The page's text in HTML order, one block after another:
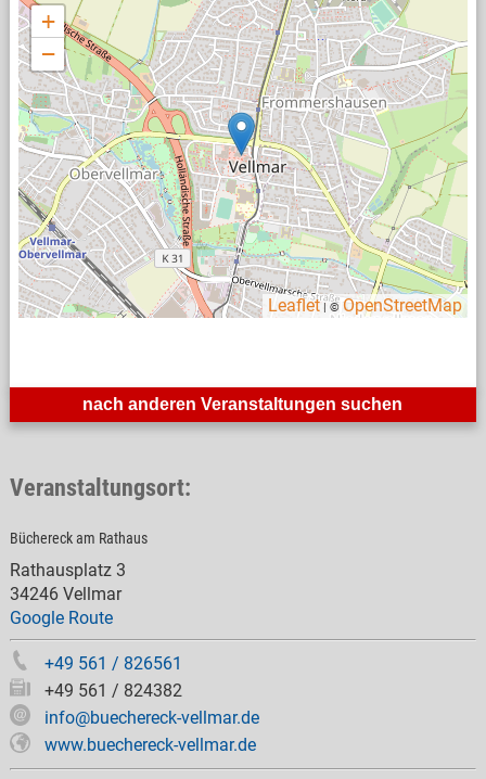
nach anderen Veranstaltungen suchen
Veranstaltungsort:
Büchereck am Rathaus
Rathausplatz 3
34246 Vellmar
Google Route
+49 561 / 826561
+49 561 / 824382
info@buechereck-vellmar.de
www.buechereck-vellmar.de
+
−
Leaflet | © OpenStreetMap